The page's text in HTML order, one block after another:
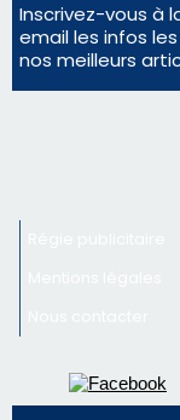
Inscrivez-vous à
email les infos
nos meilleurs